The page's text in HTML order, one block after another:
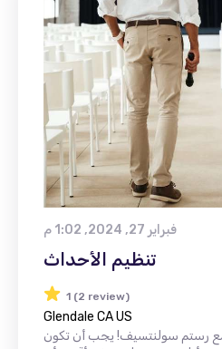
فبراير 27, 2024, 1:02 م
تنظيم الأحداث
1 (2 review)
Glendale CA US
رستم سولنتسيف! يجب أن تكون